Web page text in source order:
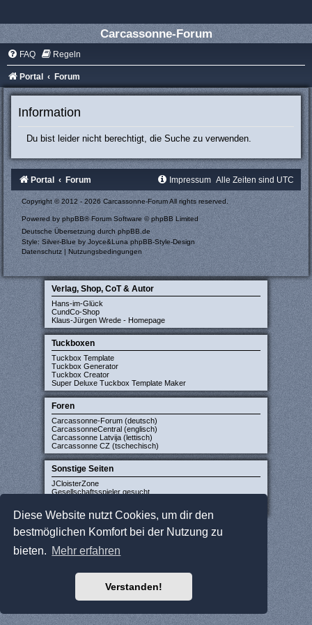
Diese Website nutzt Cookies, um dir den
bestmöglichen Komfort bei der Nutzung zu
bieten. Mehr erfahren
Verstanden!
Carcassonne-Forum
FAQ Regeln
Portal Forum
Information
Du bist leider nicht berechtigt, die Suche zu verwenden.
Portal Forum Alle Zeiten sind UTC
Impressum
Copyright © 2012 - 2026 Carcassonne-Forum All rights reserved.
Powered by phpBB® Forum Software © phpBB Limited
Deutsche Übersetzung durch phpBB.de
Style: Silver-Blue by Joyce&LunaphpBB-Style-Design
Datenschutz | Nutzungsbedingungen
Verlag, Shop, CoT & Autor
Hans-im-Glück
CundCo-Shop
Klaus-Jürgen Wrede - Homepage
Tuckboxen
Tuckbox Template
Tuckbox Generator
Tuckbox Creator
Super Deluxe Tuckbox Template Maker
Foren
Carcassonne-Forum (deutsch)
CarcassonneCentral (englisch)
Carcassonne Latvija (lettisch)
Carcassonne CZ (tschechisch)
Sonstige Seiten
JCloisterZone
Gesellschaftsspieler gesucht